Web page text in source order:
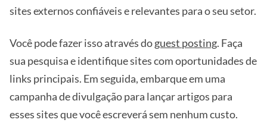
sites externos confiáveis e relevantes para o seu setor.
Você pode fazer isso através doguest posting. Faça
sua pesquisa e identifique sites com oportunidades de
links principais. Em seguida, embarque em uma
campanha de divulgação para lançar artigos para
esses sites que você escreverá sem nenhum custo.